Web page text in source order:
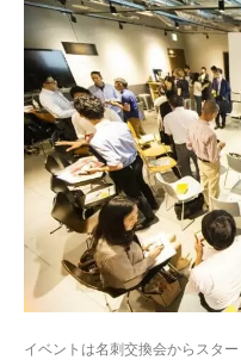
イベントは名刺交換会からスタ